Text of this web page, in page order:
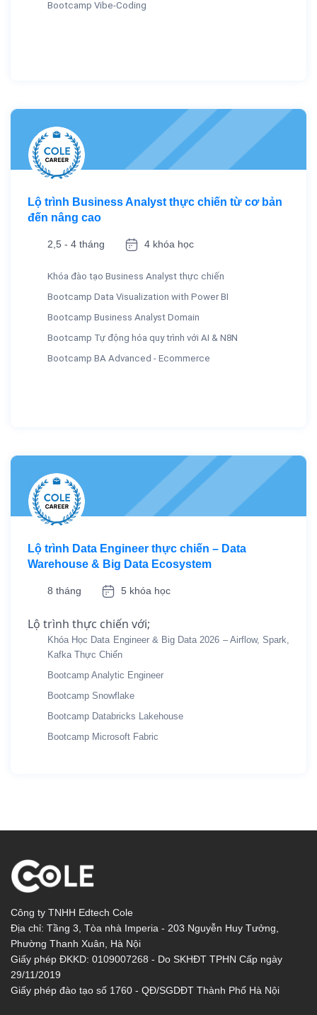
Bootcamp Vibe-Coding
Lộ trình Business Analyst thực chiến từ cơ bản
đến nâng cao
2,5 - 4 tháng 4 khóa học
Khóa đào tạo Business Analyst thực chiến
Bootcamp Data Visualization with Power BI
Bootcamp Business Analyst Domain
Bootcamp Tự động hóa quy trình với AI & N8N
Bootcamp BA Advanced - Ecommerce
Lộ trình Data Engineer thực chiến – Data
Warehouse & Big Data Ecosystem
8 tháng 5 khóa học
Lộ trình thực chiến với;
Khóa Học Data Engineer & Big Data 2026 – Airflow, Spark,
Kafka Thực Chiến
Bootcamp Analytic Engineer
Bootcamp Snowflake
Bootcamp Databricks Lakehouse
Bootcamp Microsoft Fabric
Công ty TNHH Edtech Cole
Địa chỉ: Tầng 3, Tòa nhà Imperia - 203 Nguyễn Huy Tưởng,
Phường Thanh Xuân, Hà Nội
Giấy phép ĐKKD: 0109007268 - Do SKHĐT TPHN Cấp ngày
29/11/2019
Giấy phép đào tạo số 1760 - QĐ/SGDĐT Thành Phố Hà Nội